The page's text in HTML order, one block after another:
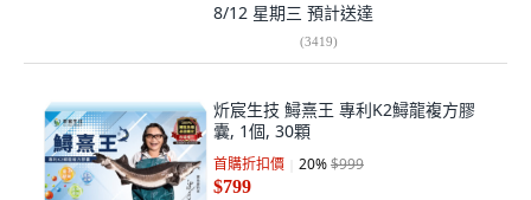
8/12 星期三 預計送達
(3419)
炘宸生技 鱘熹王 專利K2鱘龍複方膠
囊, 1個, 30顆
首購折扣價 20%$999
$799